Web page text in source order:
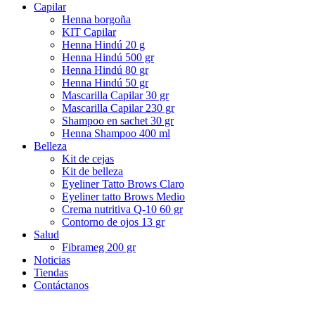
Capilar
Henna borgoña
KIT Capilar
Henna Hindú 20 g
Henna Hindú 500 gr
Henna Hindú 80 gr
Henna Hindú 50 gr
Mascarilla Capilar 30 gr
Mascarilla Capilar 230 gr
Shampoo en sachet 30 gr
Henna Shampoo 400 ml
Belleza
Kit de cejas
Kit de belleza
Eyeliner Tatto Brows Claro
Eyeliner tatto Brows Medio
Crema nutritiva Q-10 60 gr
Contorno de ojos 13 gr
Salud
Fibrameg 200 gr
Noticias
Tiendas
Contáctanos